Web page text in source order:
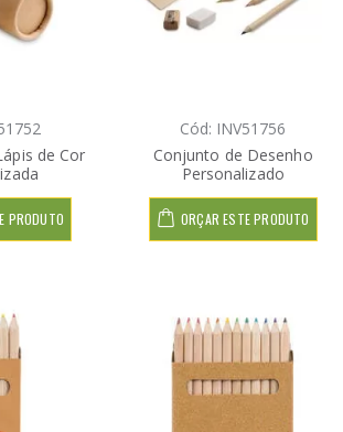
de Cor
PRODUTO
Cód: INV51756
Conjunto de Desenho
Personalizado
ORÇAR ESTE PRODUTO